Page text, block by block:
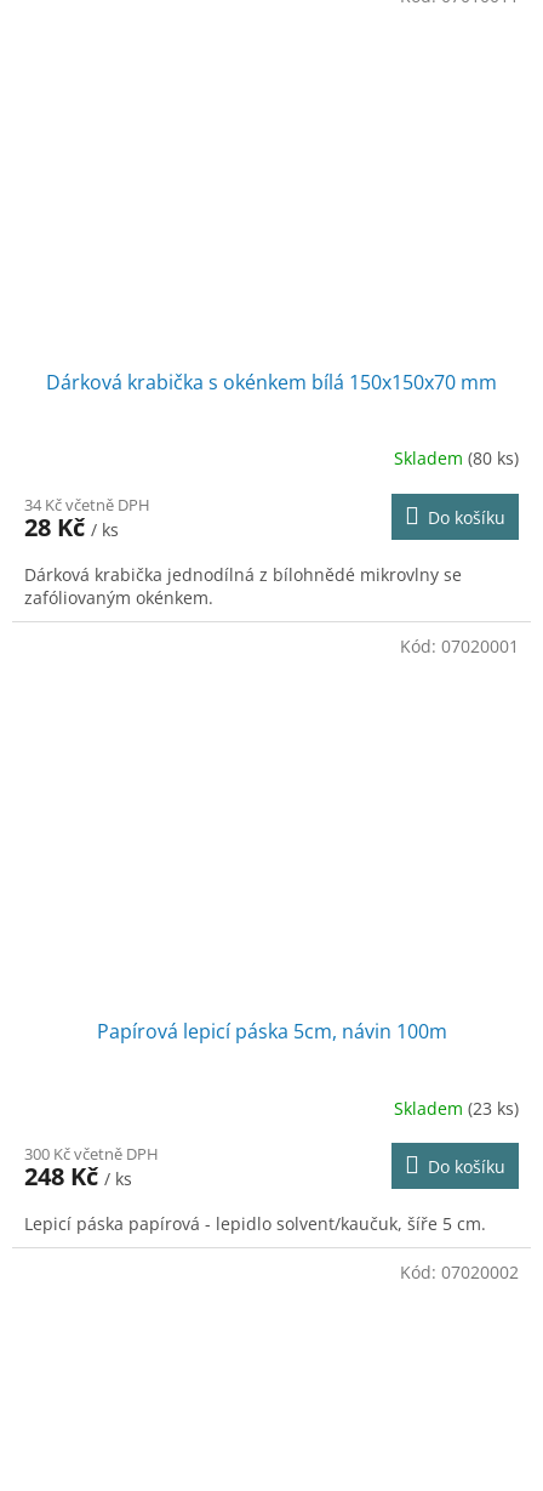
Dárková krabička s okénkem bílá 150x150x70 mm
Skladem (80 ks)
34 Kč včetně DPH
28 Kč / ks
Do košíku
Dárková krabička jednodílná z bílohnědé mikrovlny se
zafóliovaným okénkem.
Papírová lepicí páska 5cm, návin 100m
Skladem (23 ks)
300 Kč včetně DPH
248 Kč / ks
Do košíku
Lepicí páska papírová - lepidlo solvent/kaučuk, šíře 5 cm.
Kód: 07020001
Kód: 07020002